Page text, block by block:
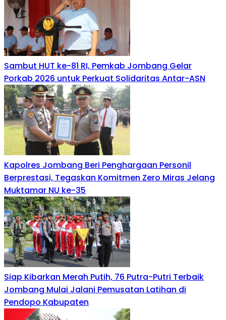
Sambut HUT ke-81 RI, Pemkab Jombang Gelar
Porkab 2026 untuk Perkuat Solidaritas Antar-ASN
Kapolres Jombang Beri Penghargaan Personil
Berprestasi, Tegaskan Komitmen Zero Miras Jelang
Muktamar NU ke-35
Siap Kibarkan Merah Putih, 76 Putra-Putri Terbaik
Jombang Mulai Jalani Pemusatan Latihan di
Pendopo Kabupaten